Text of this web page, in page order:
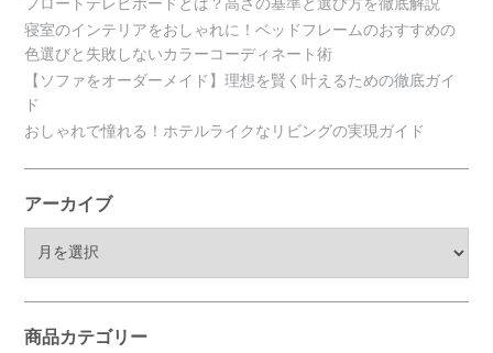
寝室のインテリアをおしゃれに！ベッドフレームのおすすめの
色選びと失敗しないカラーコーディネート術
【ソファをオーダーメイド】理想を賢く叶えるための徹底ガイ
ド
おしゃれで憧れる！ホテルライクなリビングの実現ガイド
アーカイブ
ブ
商品カテゴリー